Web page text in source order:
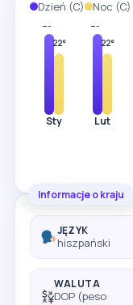
Dzień (C) Noc (C)
29°
22°
Sty
29°
22°
Lut
Informacje o kraju
JĘZYK
hiszpański
WALUTA
DOP (peso